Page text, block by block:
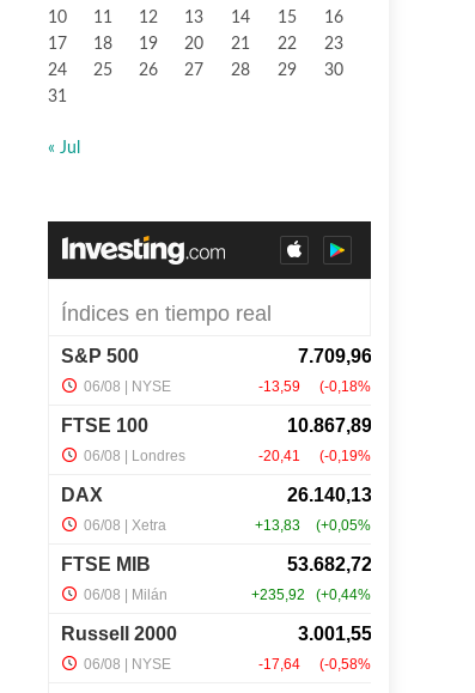
10
11 12 13 14 15
16
17
18 19 20 21 22
23
24
25 26 27 28 29
30
31
« Jul